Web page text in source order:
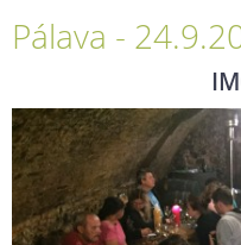
Pálava -